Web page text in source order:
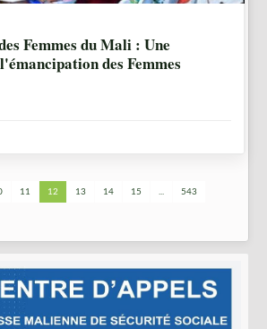
Femmes du Mali : Une
des Femmes
11 12 13 14 15 ... 543